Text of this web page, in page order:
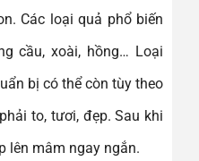
Các loại quả phổ biến
cầu, xoài, hồng… Loại
bị có thể còn tùy theo
to, tươi, đẹp. Sau khi
lên mâm ngay ngắn.